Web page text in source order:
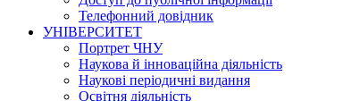
Телефонний довідник
УНІВЕРСИТЕТ
Портрет ЧНУ
Наукова й інноваційна діяльність
Наукові періодичні видання
Освітня діяльність